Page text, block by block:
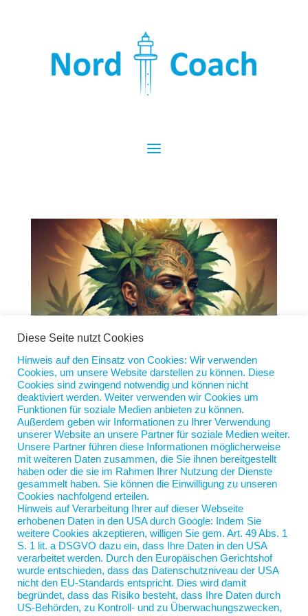
Kommen Sie in meinen Anbauverein!
vonJan Scherping|9. Juli 2024| Diese Woche
Sicherlich haben Sie in der letzten Woche auch
gelesen, dass nun die Cannabis-Anbauvereine
Lizenzen beantragen können. Die Bedingungen:
Maximal 500 Mitglieder, pro Person drei Pflanzen,
nur zum Eigenkonsum, kein kommerzielles Ziel,
Finanzierung ausschließlich durch...
Diese Seite nutzt Cookies
Hinweis auf den Einsatz von Cookies: Wir verwenden
Cookies, um unsere Website darstellen zu können. Diese
Cookies sind zwingend notwendig und können nicht
deaktiviert werden. Weiter verwenden wir Cookies um
Funktionen für soziale Medien anbieten zu können.
Außerdem geben wir Informationen zu Ihrer Verwendung
unserer Website an unsere Partner für soziale Medien weiter.
Unsere Partner führen diese Informationen möglicherweise
mit weiteren Daten zusammen, die Sie ihnen bereitgestellt
haben oder die sie im Rahmen Ihrer Nutzung der Dienste
gesammelt haben. Sie können die Einwilligung zu unseren
Cookies nachfolgend erteilen.
Hinweis auf Verarbeitung Ihrer auf dieser Webseite
erhobenen Daten in den USA durch Google: Indem Sie
weitere Cookies akzeptieren, willigen Sie gem. Art. 49 Abs. 1
S. 1 lit. a DSGVO dazu ein, dass Ihre Daten in den USA
verarbeitet werden. Durch den Europäischen Gerichtshof
wurde entschieden, dass das Datenschutzniveau der USA
nicht den EU-Standards entspricht. Dies wird damit
begründet, dass das Risiko besteht, dass Ihre Daten durch
US-Behörden, zu Kontroll- und zu Überwachungszwecken,